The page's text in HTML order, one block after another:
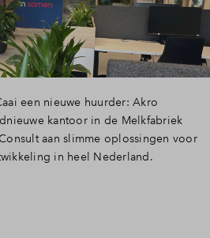
een nieuwe huurder: Akro
kantoor in de Melkfabriek
aan slimme oplossingen voor
in heel Nederland.